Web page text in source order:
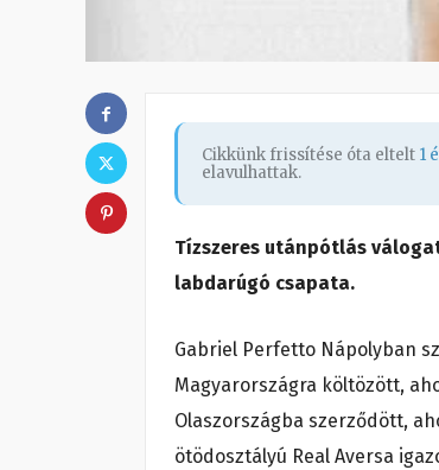
Cikkünk frissítése óta eltelt 1
elavulhattak.
Tízszeres utánpótlás
labdarúgó csapata.
Gabriel Perfetto Nápolyban
Magyarországra költözött,
Olaszországba szerződött,
ötödosztályú Real Aversa